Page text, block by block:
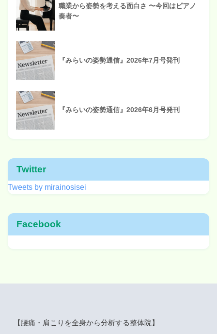
職業から姿勢を考える面白さ 〜今回はピアノ
奏者〜
『みらいの姿勢通信』2026年7月号発刊
『みらいの姿勢通信』2026年6月号発刊
Twitter
Tweets by mirainosisei
Facebook
【腰痛・肩こりを全身から分析する整体院】